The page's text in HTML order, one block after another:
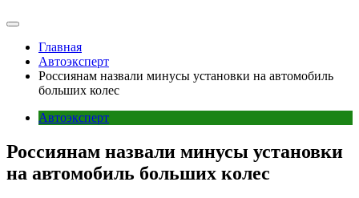
Главная
Автоэксперт
Россиянам назвали минусы установки на автомобиль
больших колес
Автоэксперт
Россиянам назвали минусы установки
на автомобиль больших колес